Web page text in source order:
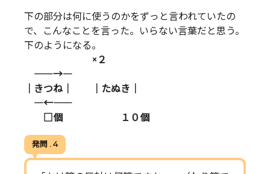
下の部分は何に使うのかをずっと言われていたの
で、こんなことを言った。いらない言葉だと思う。
下のようになる。
×２
―――――→――――
｜きつね｜ ｜たぬき｜
――――←―――――
□個 １０個
発問 . 4